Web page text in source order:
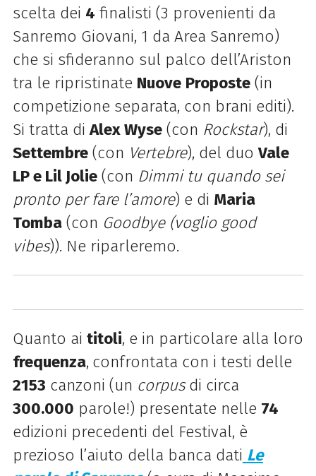
scelta dei 4 finalisti (3 provenienti da
Sanremo Giovani, 1 da Area Sanremo)
che si sfideranno sul palco dell’Ariston
tra le ripristinate Nuove Proposte(in
competizione separata, con brani editi).
Si tratta diAlex Wyse(con Rockstar), di
Settembre(con Vertebre), del duoVale
LP e Lil Jolie(con Dimmi tu quando sei
pronto per fare l’amore) e di Maria
Tomba(con Goodbye (voglio good
vibes)). Ne riparleremo.
Quanto ai titoli, e in particolare alla loro
frequenza, confrontata con i testi delle
2153 canzoni (un corpusdi circa
300.000 parole!) presentate nelle 74
edizioni precedenti del Festival, è
prezioso l’aiuto della banca dati Le